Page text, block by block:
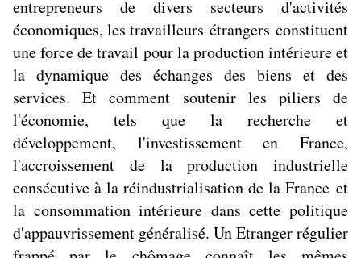
entrepreneurs de divers secteurs d'activités
économiques, les travailleurs étrangers constituent
une force de travail pour la production intérieure et
la dynamique des échanges des biens et des
services. Et comment soutenir les piliers de
l'économie, tels que la recherche et
développement, l'investissement en France,
l'accroissement de la production industrielle
consécutive à la réindustrialisation de la France et
la consommation intérieure dans cette politique
d'appauvrissement généralisé. Un Etranger régulier